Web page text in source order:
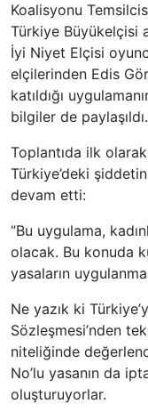
Koalisyonu
Türkiye Büyükelçisi
İyi Niyet Elçisi
elçilerinden Edis
katıldığı
bilgiler de paylaşıldı.
Toplantıda ilk
Türkiye’deki
devam etti:
“Bu uygulama,
olacak. Bu konuda
yasaların
Ne yazık ki
Sözleşmesi’nden
niteliğinde
No’lu yasanın da
oluşturuyorlar.